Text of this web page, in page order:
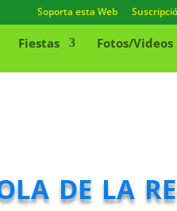
Soporta esta Web
Fiestas Fotos/Videos
de la